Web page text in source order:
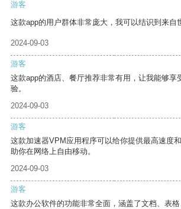
游客
这款app的用户群体非常庞大，我可以结识到来自
2024-09-03
游客
这款app的酒店、餐厅推荐非常有用，让我能够享
验。
2024-09-03
游客
这款加速器VPM应用程序可以给你提供最高速度
助你在网络上自由移动。
2024-09-03
游客
这款办公软件的功能非常全面，涵盖了文档、表